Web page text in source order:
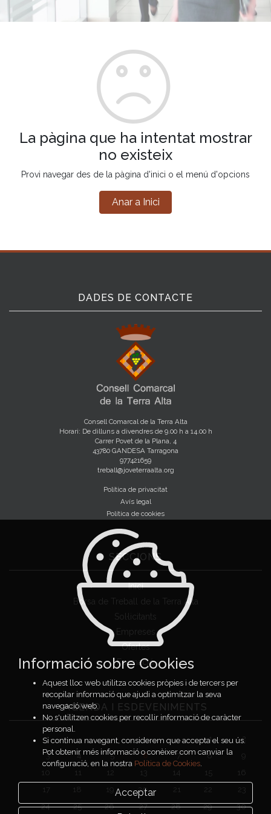
La pàgina que ha intentat mostrar
no existeix
Provi navegar des de la pàgina d'inici o el menú d'opcions
Anar a Inici
DADES DE CONTACTE
Consell Comarcal de la Terra Alta
Horari: De dilluns a divendres de 9.00 h a 14.00 h
Carrer Povet de la Plana, 4
43780 GANDESA Tarragona
977421659
treball@joveterraalta.org
Política de privacitat
Avís legal
Política de cookies
SECCIONS
Inici
Borsa de Treball de la Terra Alta
Sol·licitants
Empreses
Ofertes
Formació
AGENDA I ESDEVENIMENTS
1
2
3
4 5 6 7 8
10
11 12 13 14 15
16
17
18 19 20 21
23
24
25 26 27 28 29 30
Informació sobre Cookies
Aquest lloc web utilitza cookies pròpies i de tercers per
recopilar informació que ajudi a optimitzar la seva
navegació web.
No s'utilitzen cookies per recollir informació de caràcter
personal.
Si continua navegant, considerem que accepta el seu ús.
Pot obtenir més informació o conèixer com canviar la
configuració, en la nostra Política de Cookies.
Acceptar